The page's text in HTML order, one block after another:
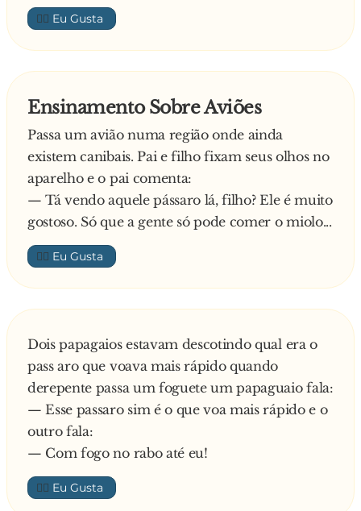
👍🏼
Ensinamento Sobre Aviões
Passa um avião numa região onde ainda
existem canibais. Pai e filho fixam seus olhos no
aparelho e o pai comenta:
— Tá vendo aquele pássaro lá, filho? Ele é muito
gostoso. Só que a gente só pode comer o miolo...
👍🏼
Dois papagaios estavam descotindo qual era o
pass aro que voava mais rápido quando
derepente passa um foguete um papaguaio fala:
— Esse passaro sim é o que voa mais rápido e o
outro fala:
— Com fogo no rabo até eu!
👍🏼